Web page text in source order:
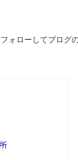
フォローしてブログ